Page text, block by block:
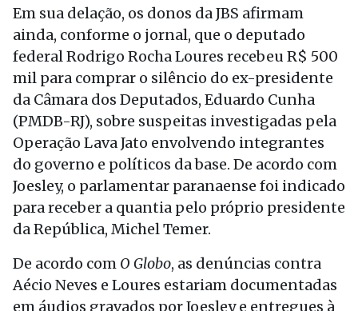
Em sua delação, os donos da JBS afirmam
ainda, conforme o jornal, que o deputado
federal Rodrigo Rocha Loures recebeu R$ 500
mil para comprar o silêncio do ex-presidente
da Câmara dos Deputados, Eduardo Cunha
(PMDB-RJ), sobre suspeitas investigadas pela
Operação Lava Jato envolvendo integrantes
do governo e políticos da base. De acordo com
Joesley, o parlamentar paranaense foi indicado
para receber a quantia pelo próprio presidente
da República, Michel Temer.
De acordo com O Globo, as denúncias contra
Aécio Neves e Loures estariam documentadas
em áudios gravados por Joesley e entregues à